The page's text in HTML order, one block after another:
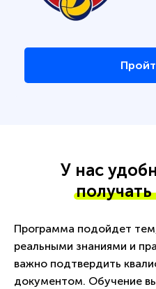
У нас
получать
Программа подойдет
реальными знаниями и
важно подтвердить
документом. Обучение